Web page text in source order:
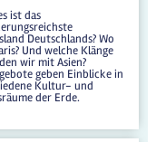
ist das
Deutschlands? Wo
Und welche Klänge
wir mit Asien?
geben Einblicke in
Kultur- und
der Erde.